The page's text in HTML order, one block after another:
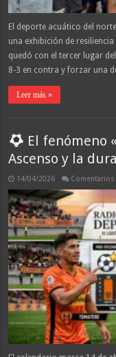
El deporte acuático del
una exhibición de
quedó con el tercer lugar
8-3 en contra y forzar una
Leer más »
El fenómeno
Ascenso y la
14/04/2026